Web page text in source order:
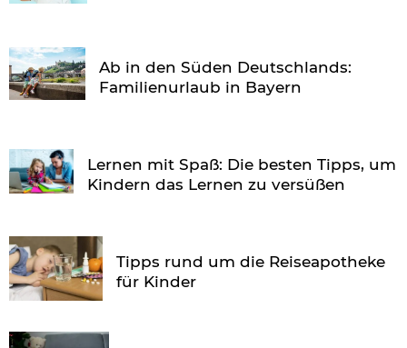
Ab in den Süden Deutschlands:
Familienurlaub in Bayern
Lernen mit Spaß: Die besten Tipps, um
Kindern das Lernen zu versüßen
Tipps rund um die Reiseapotheke
für Kinder